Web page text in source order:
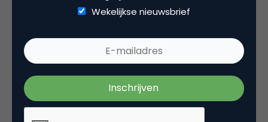
Contentmarketing & Storytelling
Wekelijkse nieuwsbrief